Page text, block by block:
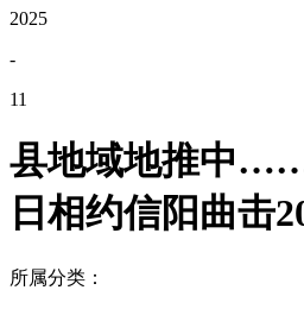
2025
-
11
县地域地推中
日相约信阳曲击
所属分类：